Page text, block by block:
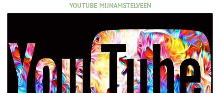
YOUTUBE MIJNAMSTELVEEN